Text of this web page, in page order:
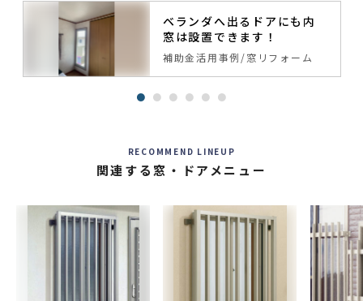
ベランダへ出るドアにも内
窓は設置できます！
補助金活用事例 窓リフォーム
RECOMMEND LINEUP
関連する窓・ドアメニュー